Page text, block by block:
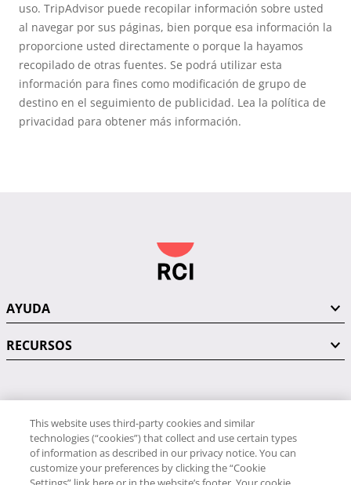
uso. TripAdvisor puede recopilar información sobre usted
al navegar por sus páginas, bien porque esa información la
proporcione usted directamente o porque la hayamos
recopilado de otras fuentes. Se podrá utilizar esta
información para fines como modificación de grupo de
destino en el seguimiento de publicidad. Lea la política de
privacidad para obtener más información.
AYUDA
RECURSOS
PÓNGASE EN CONTACTO CON NOSOTROS
This website uses third-party cookies and similar
technologies (“cookies”) that collect and use certain types
of information as described in our privacy notice. You can
customize your preferences by clicking the “Cookie